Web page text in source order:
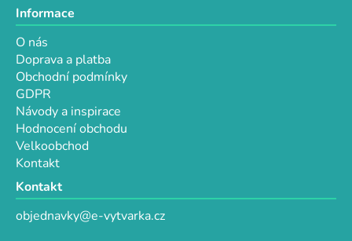
Informace
O nás
Doprava a platba
Obchodní podmínky
GDPR
Návody a inspirace
Hodnocení obchodu
Velkoobchod
Kontakt
Kontakt
objednavky@e-vytvarka.cz